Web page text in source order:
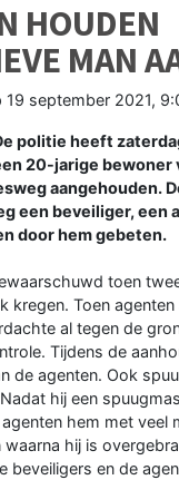
HOUDEN
MAN
19 september 2021,
politie heeft
20-jarige bewoner
aangehouden.
een beveiliger, een
door hem gebeten.
toen
kregen. Toen
al tegen de
Tijdens de
de agenten. Ook
hij een
hem met veel
hij is
beveiligers en de